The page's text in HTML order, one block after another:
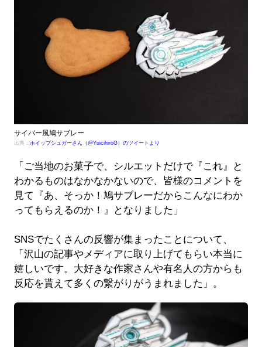
サイバー風鳩サブレー
出典： ホイップシュガーさん（@YuicihiroG）のツイートより
「ご当地のお菓子で、シルエットだけで『これ』と
わかるものはなかなかないので、皆様のコメントを
見て『あ、そっか！鳩サブレーだからこんなにわか
ってもらえるのか！』となりました」
SNSでたくさんの反響が集まったことについて、
「沢山の記事やメディアに取り上げてもらい本当に
嬉しいです。大好きな作家さんや有名人の方からも
反応を貰えて多くの繋がりがうまれました」。